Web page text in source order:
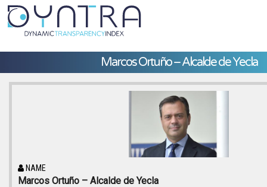
Marcos Ortuño – Alcalde de Yecla
NAME
Marcos Ortuño – Alcalde de Yecla